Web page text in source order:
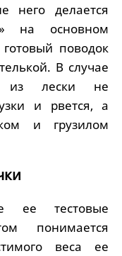
него делается
на основном
поводок
В случае
из лески не
и рвется, а
и грузилом
ее тестовые
понимается
веса ее